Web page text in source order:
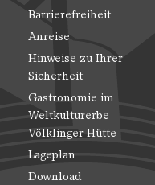
Barrierefreiheit
Anreise
Hinweise zu Ihrer
Sicherheit
Gastronomie im
Weltkulturerbe
Völklinger Hütte
Lageplan
Download